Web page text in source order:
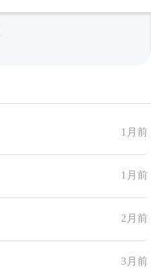
1月前
1月前
2月前
3月前